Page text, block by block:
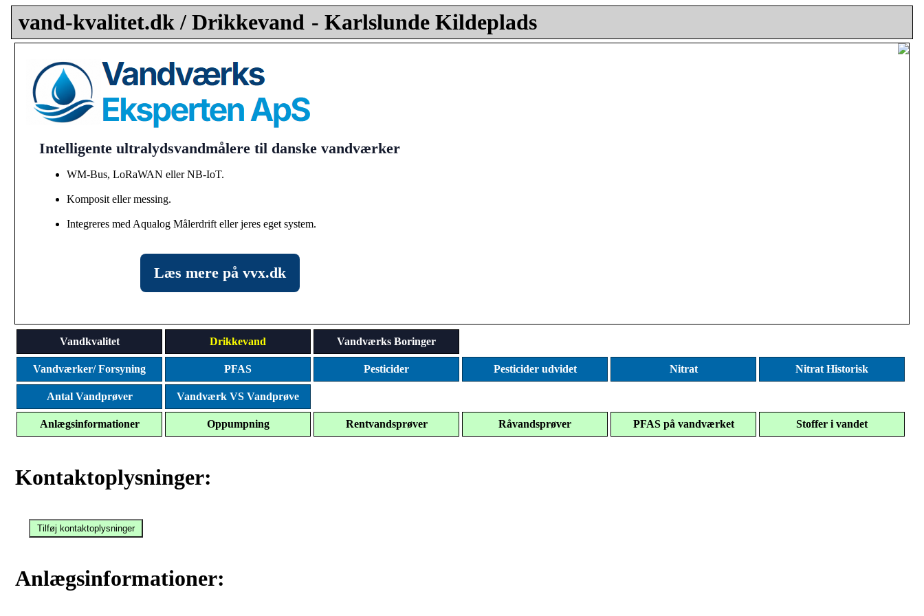
vand-kvalitet.dk / Drikkevand - Karlslunde Kildeplads
Intelligente ultralydsvandmålere til danske vandværker
WM-Bus, LoRaWAN eller NB-IoT.
Komposit eller messing.
Integreres med Aqualog Målerdrift eller jeres eget system.
Læs mere på vvx.dk
Vandkvalitet Drikkevand Vandværks Boringer
Vandværker/ Forsyning PFAS Pesticider Pesticider udvidet Nitrat Nitrat Historisk
Antal Vandprøver Vandværk VS Vandprøve
Anlægsinformationer Oppumpning Rentvandsprøver Råvandsprøver PFAS på vandværket Stoffer i vandet
Kontaktoplysninger:
Anlægsinformationer: